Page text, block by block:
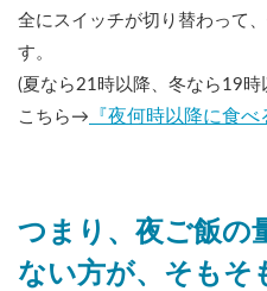
全にスイッチが切り替わって
す。
(夏なら21時以降、冬なら19時
こちら→ 『夜何時以降に食
つまり、夜ご飯の
ない方が、そもそ